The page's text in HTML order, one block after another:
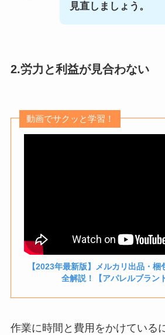
見直しましょう。
2.労力と利益が見合わない
動画でサクッと学習！
【2023年最新版】メルカリ出品・
全解説！【アパレルブラン
作業に時間と費用をかけている